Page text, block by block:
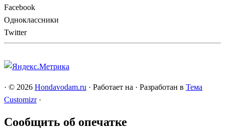
Facebook
Одноклассники
Twitter
· © 2026 Hondavodam.ru · Работает на · Разработан в Тема
Customizr ·
Сообщить об опечатке